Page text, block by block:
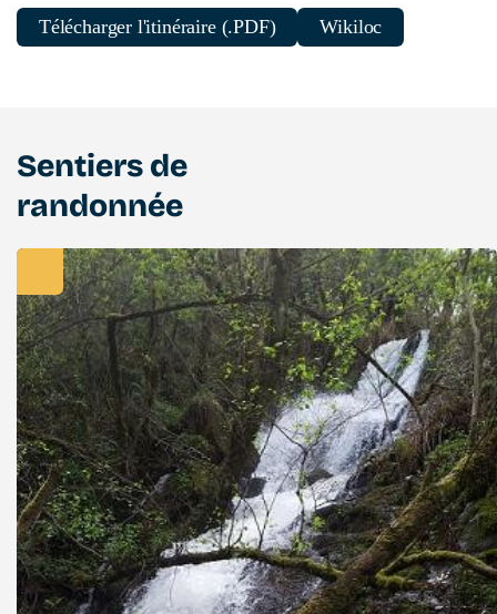
Télécharger l'itinéraire (.PDF) Wikiloc
Sentiers de
randonnée